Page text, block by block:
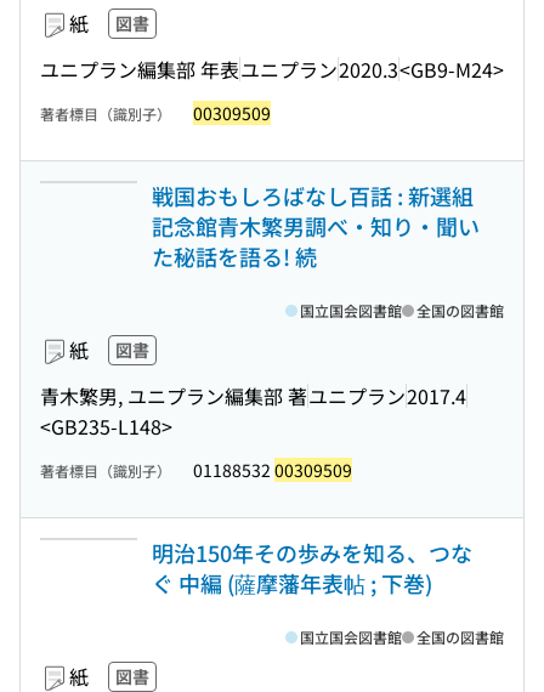
紙 図書
ユニプラン編集部 年表ユニプラン2020.3<GB9-M24>
著者標目（識別子） 00309509
戦国おもしろばなし百話 : 新選組
記念館青木繁男調べ・知り・聞い
た秘話を語る! 続
紙 図書
青木繁男, ユニプラン編集部 著ユニプラン2017.4
<GB235-L148>
国立国会図書館 全国の図書館
著者標目（識別子） 01188532 00309509
明治150年その歩みを知る、つな
ぐ 中編 (薩摩藩年表帖 ; 下巻)
紙 図書
国立国会図書館 全国の図書館